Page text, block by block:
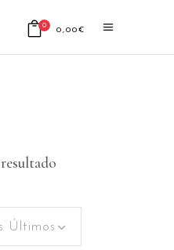
0 0,00€
Últimos